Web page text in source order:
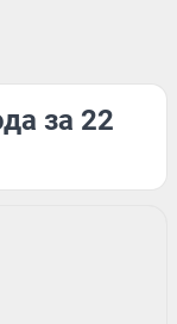
за 22